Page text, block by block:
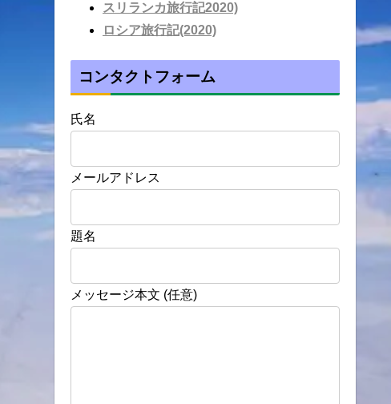
スリランカ旅行記2020)
ロシア旅行記(2020)
コンタクトフォーム
氏名
メールアドレス
題名
メッセージ本文 (任意)